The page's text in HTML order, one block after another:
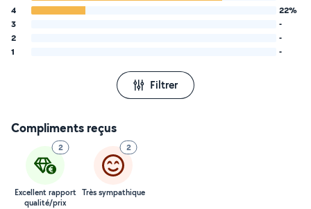
4
22%
3
-
2
-
1
-
Filtrer
Compliments reçus
2
Excellent rapport
qualité/prix
2
Très sympathique